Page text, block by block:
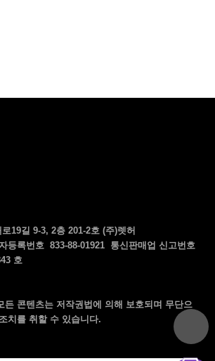
top
19길 9-3, 2층 201-2호 (주)렛허
등록번호 833-88-01921 통신판매업 신고번호
호
든 콘텐츠는 저작권법에 의해 보호되며 무단으
치를 취할 수 있습니다.